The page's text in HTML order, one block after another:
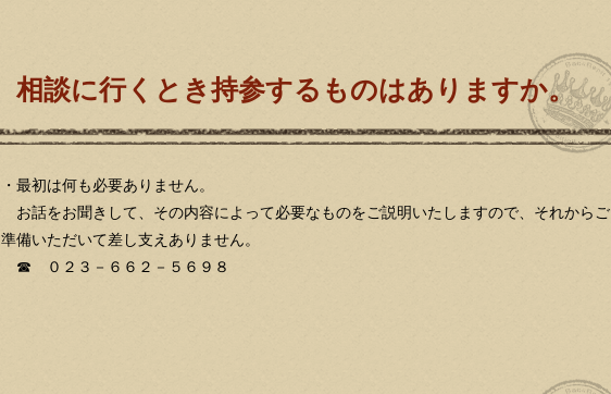
相談に行くとき持参するものはありますか。
・最初は何も必要ありません。
お話をお聞きして、その内容によって必要なものをご説明いたしますので、それからご
準備いただいて差し支えありません。
☎ ０２３－６６２－５６９８